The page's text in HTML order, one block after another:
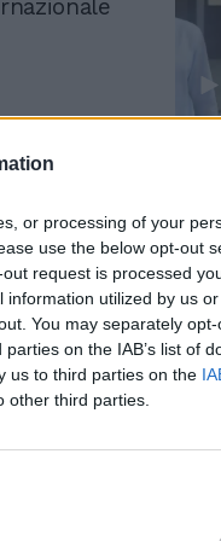
or processing of your
use the below opt-out
request is processed
utilized by us
You may separately
on the IAB’s list of
us to third parties on the
other third parties.
e
strategia